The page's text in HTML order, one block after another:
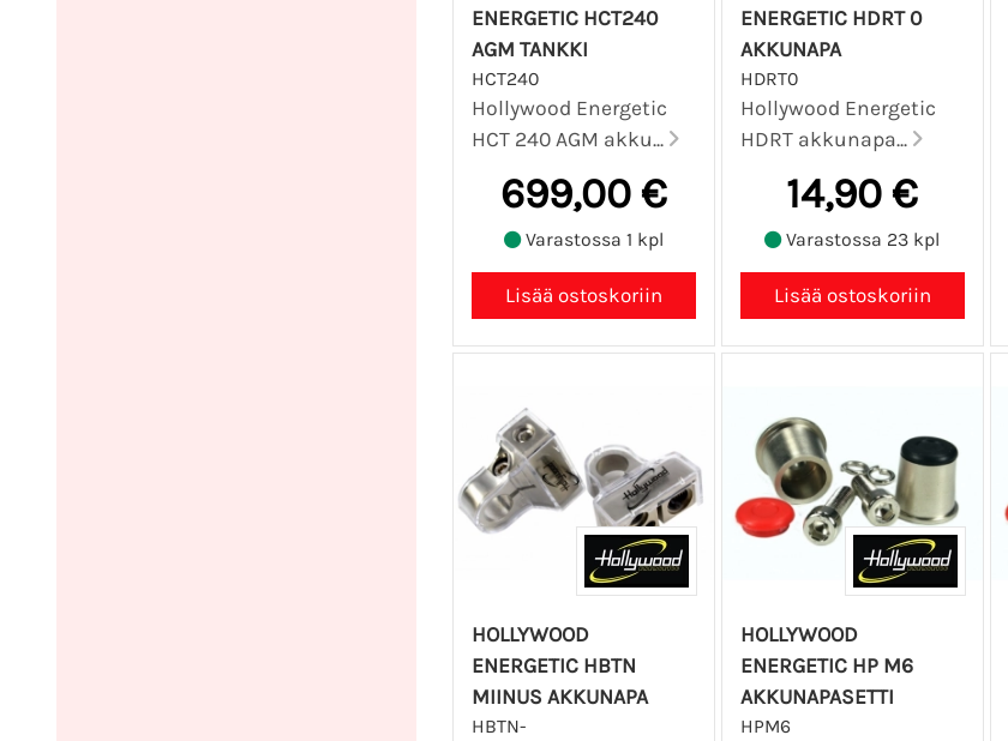
ENERGETIC HCT240
AGM TANKKI
HCT240
Hollywood Energetic
HCT 240 AGM akku...
699,00 €
Varastossa 1 kpl
ENERGETIC HDRT 0
AKKUNAPA
HDRT0
Hollywood Energetic
HDRT akkunapa...
14,90 €
Varastossa 23 kpl
HOLLYWOOD
ENERGETIC HBTN
MIINUS AKKUNAPA
HBTN-
HOLLYWOOD
ENERGETIC HP M6
AKKUNAPASETTI
HPM6